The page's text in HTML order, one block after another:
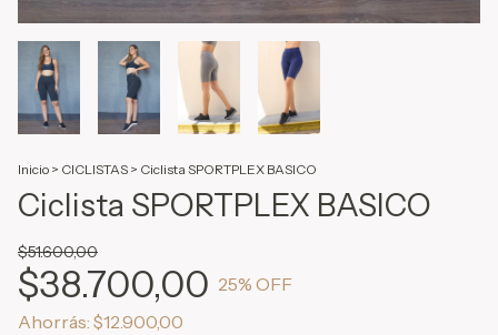
Inicio > CICLISTAS > Ciclista SPORTPLEX BASICO
Ciclista SPORTPLEX BASICO
$51.600,00
$38.700,00 25% OFF
Ahorrás: $12.900,00